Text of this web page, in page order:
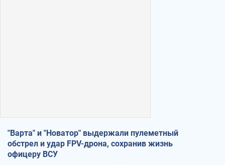
"Варта" и "Новатор" выдержали пулеметный
обстрел и удар FPV-дрона, сохранив жизнь
офицеру ВСУ